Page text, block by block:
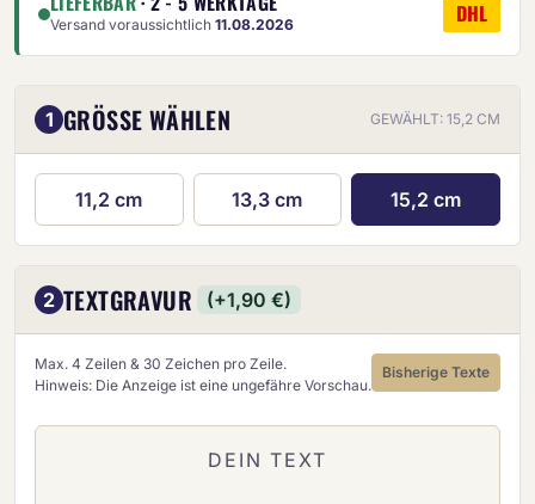
Versand voraussichtlich 11.08.2026 DHL
1 GRÖSSE WÄHLEN GEWÄHLT: 15,2 CM
11,2 cm 13,3 cm 15,2 cm
2 TEXTGRAVUR (+1,90 €)
Max. 4 Zeilen & 30 Zeichen pro Zeile.
Hinweis: Die Anzeige ist eine ungefähre Vorschau.
Bisherige Texte